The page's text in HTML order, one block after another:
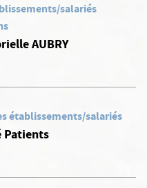
salariés
AUBRY
établissements/salariés
Patients